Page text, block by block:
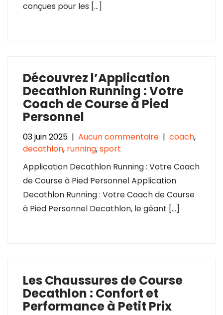
conçues pour les […]
Découvrez l’Application
Decathlon Running : Votre
Coach de Course à Pied
Personnel
03 juin 2025 | Aucun commentaire | coach,
decathlon, running,sport
Application Decathlon Running : Votre Coach
de Course à Pied Personnel Application
Decathlon Running : Votre Coach de Course
à Pied Personnel Decathlon, le géant […]
Les Chaussures de Course
Decathlon : Confort et
Performance à Petit Prix